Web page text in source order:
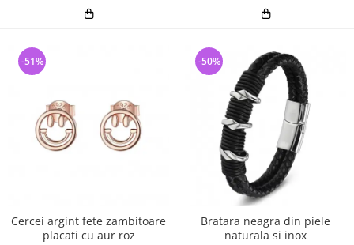
Cercei argint fete zambitoare
placati cu aur roz
-51%
Bratara neagra din piele
naturala si inox
-50%